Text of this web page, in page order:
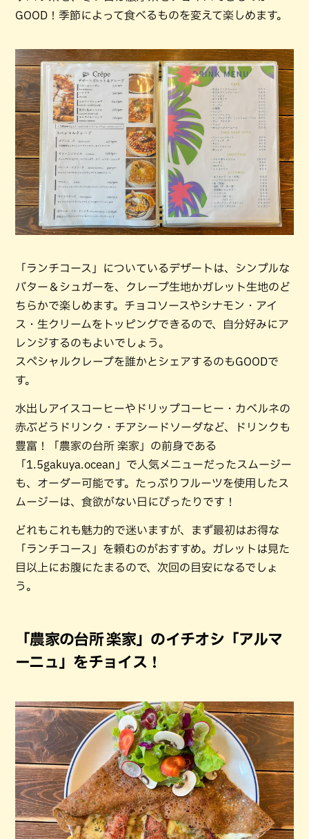
GOOD！季節によって食べるものを変えて楽しめます。
「ランチコース」についているデザートは、シンプルな
バター＆シュガーを、クレープ生地かガレット生地のど
ちらかで楽しめます。チョコソースやシナモン・アイ
ス・生クリームをトッピングできるので、自分好みにア
レンジするのもよいでしょう。
スペシャルクレープを誰かとシェアするのもGOODで
す。
水出しアイスコーヒーやドリップコーヒー・カベルネの
赤ぶどうドリンク・チアシードソーダなど、ドリンクも
豊富！「農家の台所 楽家」の前身である
「1.5gakuya.ocean」で人気メニューだったスムージー
も、オーダー可能です。たっぷりフルーツを使用したス
ムージーは、食欲がない日にぴったりです！
どれもこれも魅力的で迷いますが、まず最初はお得な
「ランチコース」を頼むのがおすすめ。ガレットは見た
目以上にお腹にたまるので、次回の目安になるでしょ
う。
「農家の台所 楽家」のイチオシ「アルマ
ーニュ」をチョイス！